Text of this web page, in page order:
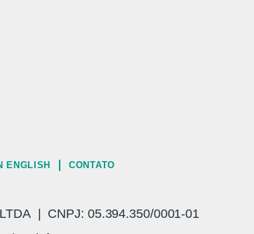
ENGLISH CONTATO
| CNPJ: 05.394.350/0001-01